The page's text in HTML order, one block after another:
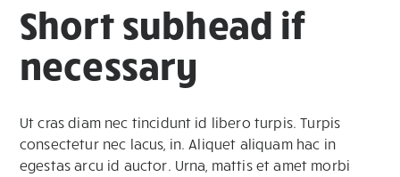
Short subhead if
necessary
Ut cras diam nec tincidunt id libero turpis. Turpis
consectetur nec lacus, in. Aliquet aliquam hac in
egestas arcu id auctor. Urna, mattis et amet morbi